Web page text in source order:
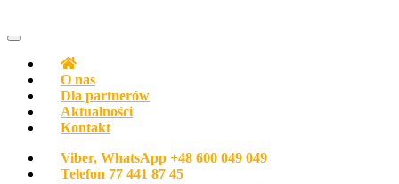
O nas
Dla partnerów
Aktualności
Kontakt
Viber, WhatsApp +48 600 049 049
Telefon 77 441 87 45